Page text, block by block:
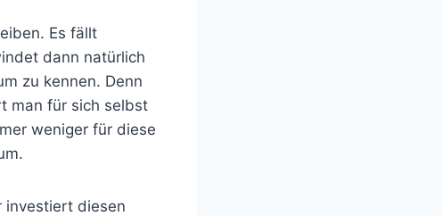
Es fällt
dann natürlich
zu kennen. Denn
man für sich selbst
weniger für diese
investiert diesen